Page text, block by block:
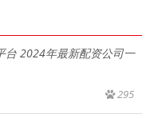
台 2024年最新配资公司一
295